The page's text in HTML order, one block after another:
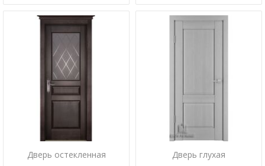
Дверь остекленная Дверь глухая